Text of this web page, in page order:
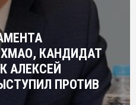
КАНДИДАТ
АЛЕКСЕЙ
ПРОТИВ